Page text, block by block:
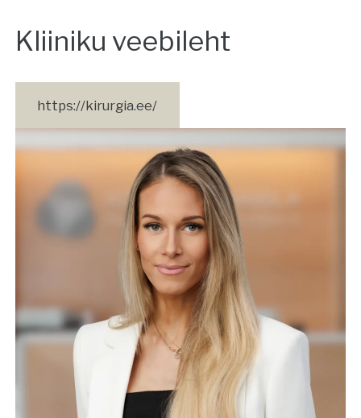
Kliiniku veebileht
https://kirurgia.ee/